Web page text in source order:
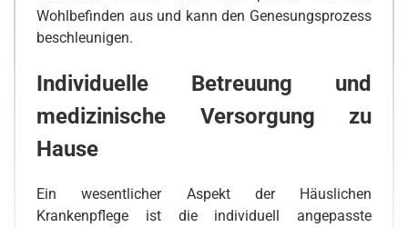
Wohlbefinden aus und kann den Genesungsprozess
beschleunigen.
Individuelle Betreuung und
medizinische Versorgung zu
Hause
Ein wesentlicher Aspekt der Häuslichen
Krankenpflege ist die individuell angepasste